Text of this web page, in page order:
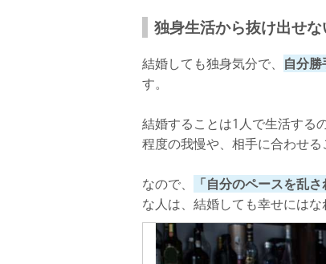
独身生活から抜け出せな
結婚しても独身気分で、 自分
す。
結婚することは1人で生活する
程度の我慢や、相手に合わせる
なので、 「自分のペースを乱
な人は、結婚しても幸せにはな